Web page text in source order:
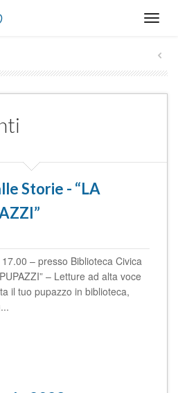
Storie - “LA
– presso Biblioteca Civica
– Letture ad alta voce
il tuo pupazzo in biblioteca,